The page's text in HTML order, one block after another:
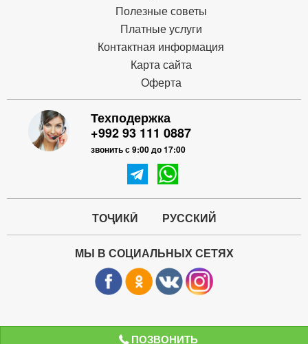
ПОЗВОНИТЬ
Полезные советы
Платные услуги
Контактная информация
Карта сайта
Оферта
Техподержка
+992 93 111 0887
звонить с 9:00 до 17:00
ТОҶИКӢ РУССКИЙ
МЫ В СОЦИАЛЬНЫХ СЕТЯХ